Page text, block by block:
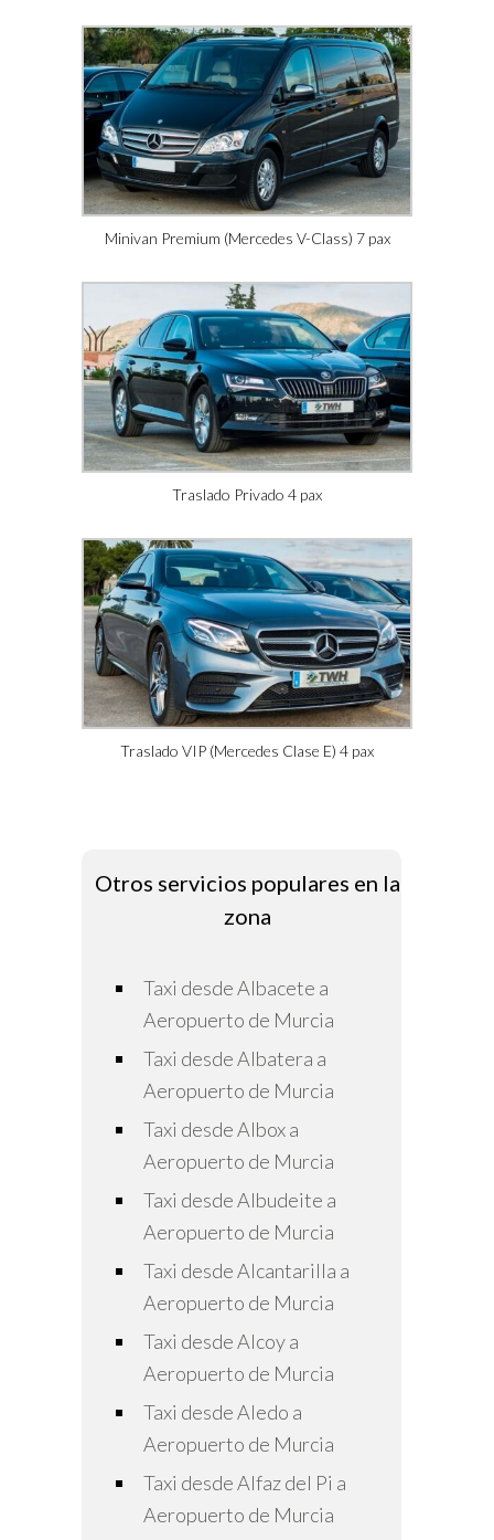
Minivan Premium (Mercedes V-Class) 7 pax
Traslado Privado 4 pax
Traslado VIP (Mercedes Clase E) 4 pax
Otros servicios populares en la
zona
Taxi desde Albacete a
Aeropuerto de Murcia
Taxi desde Albatera a
Aeropuerto de Murcia
Taxi desde Albox a
Aeropuerto de Murcia
Taxi desde Albudeite a
Aeropuerto de Murcia
Taxi desde Alcantarilla a
Aeropuerto de Murcia
Taxi desde Alcoy a
Aeropuerto de Murcia
Taxi desde Aledo a
Aeropuerto de Murcia
Taxi desde Alfaz del Pi a
Aeropuerto de Murcia